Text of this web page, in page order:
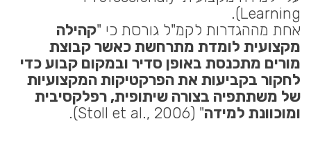
Learning).
אחת מההגדרות לקמ"ל גורסת כי "קהילה
מקצועית לומדת מתרחשת כאשר קבוצת
מורים מתכנסת באופן סדיר ובמקום קבוע כדי
לחקור בקביעות את הפרקטיקות המקצועיות
של משתתפיה בצורה שיתופית, רפלקסיבית
ומוכוונת למידה" (Stoll et al., 2006).